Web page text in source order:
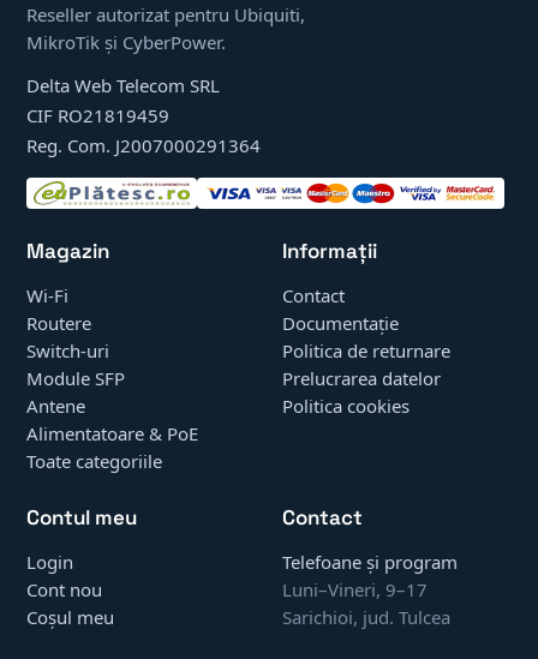
Reseller autorizat pentru Ubiquiti,
MikroTik și CyberPower.
Delta Web Telecom SRL
CIF RO21819459
Reg. Com. J2007000291364
Magazin
Wi-Fi
Routere
Switch-uri
Module SFP
Antene
Alimentatoare & PoE
Toate categoriile
Informații
Contact
Documentație
Politica de returnare
Prelucrarea datelor
Politica cookies
Contul meu
Login
Cont nou
Coșul meu
Contact
Telefoane și program
Luni–Vineri, 9–17
Sarichioi, jud. Tulcea